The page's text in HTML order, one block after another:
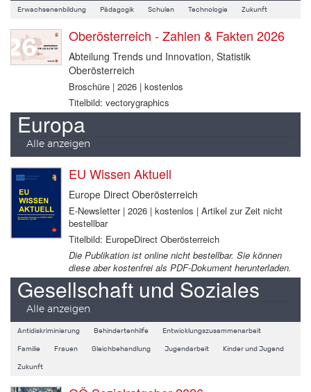
Erwachsenenbildung Pädagogik Schulen Technologie Zukunft
Oberösterreich - Zahlen & Fakten 2026
Abteilung Trends und Innovation, Statistik
Oberösterreich
Broschüre | 2026 | kostenlos
Titelbild: vectorygraphics
Europa
Alle anzeigen
EU Wissen Aktuell
Europe Direct Oberösterreich
E-Newsletter | 2026 | kostenlos | Artikel zur Zeit nicht
bestellbar
Titelbild: EuropeDirect Oberösterreich
Die Publikation ist online nicht bestellbar. Sie können
diese aber kostenfrei als PDF-Dokument herunterladen.
Gesellschaft und Soziales
Alle anzeigen
Antidiskriminierung Behindertenhilfe Entwicklungszusammenarbeit
Familie Frauen Gleichbehandlung Jugendarbeit Kinder und Jugend
Zukunft